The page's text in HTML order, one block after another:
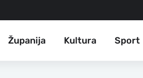
Županija Kultura Sport